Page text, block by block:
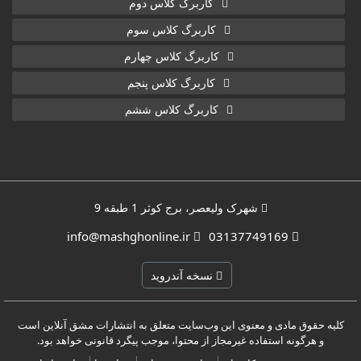
کاربرگ کلاس سوم
کاربرگ کلاس چهارم
کاربرگ کلاس پنجم
کاربرگ کلاس ششم
شهرک ولیعصر، برج کوثر 1 طبقه 9
03137749169
info@mashghonline.ir
نسخه آندروید
کلیه حقوق مادی و معنوی این وب‌سایت متعلق به انتشارات مشق آنلاین است
و هرگونه استفاده غیرمجاز از محتوا، موجب پیگرد قانونی خواهد بود.